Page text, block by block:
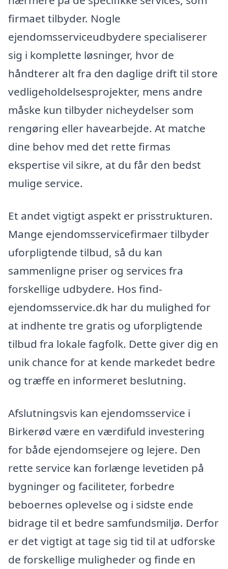
firmaet tilbyder. Nogle
ejendomsserviceudbydere specialiserer
sig i komplette løsninger, hvor de
håndterer alt fra den daglige drift til store
vedligeholdelsesprojekter, mens andre
måske kun tilbyder nicheydelser som
rengøring eller havearbejde. At matche
dine behov med det rette firmas
ekspertise vil sikre, at du får den bedst
mulige service.
Et andet vigtigt aspekt er prisstrukturen.
Mange ejendomsservicefirmaer tilbyder
uforpligtende tilbud, så du kan
sammenligne priser og services fra
forskellige udbydere. Hos find-
ejendomsservice.dk har du mulighed for
at indhente tre gratis og uforpligtende
tilbud fra lokale fagfolk. Dette giver dig en
unik chance for at kende markedet bedre
og træffe en informeret beslutning.
Afslutningsvis kan ejendomsservice i
Birkerød være en værdifuld investering
for både ejendomsejere og lejere. Den
rette service kan forlænge levetiden på
bygninger og faciliteter, forbedre
beboernes oplevelse og i sidste ende
bidrage til et bedre samfundsmiljø. Derfor
er det vigtigt at tage sig tid til at udforske
de forskellige muligheder og finde en